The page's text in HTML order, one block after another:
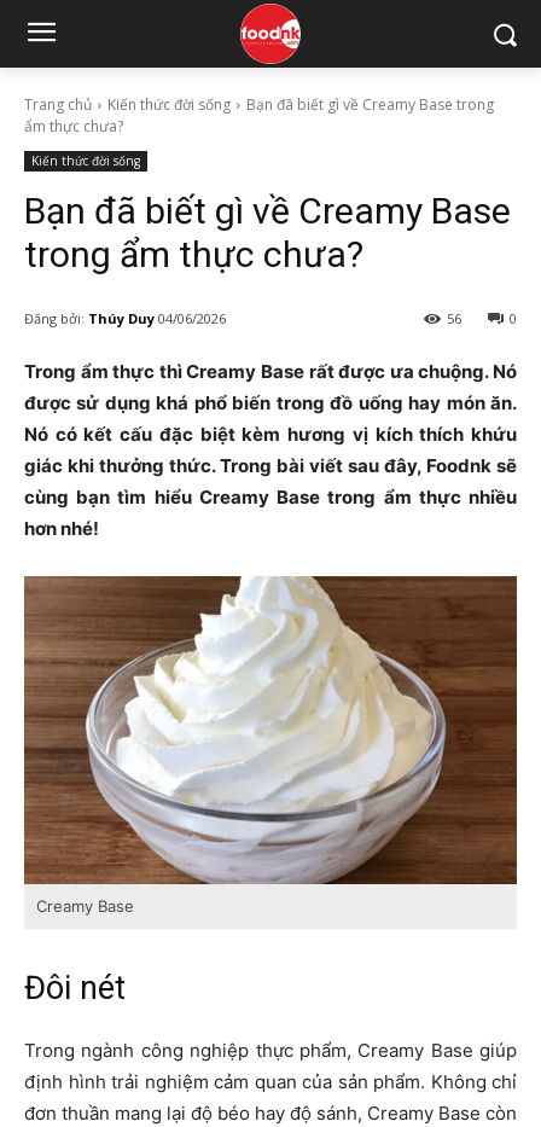
Trang chủ Kiến thức đời sống
Bạn đã biết gì về Creamy Base trong
ẩm thực chưa?
Kiến thức đời sống
Bạn đã biết gì về Creamy Base
trong ẩm thực chưa?
Đăng bởi: Thúy Duy 04/06/2026 0
56
Trong ẩm thực thì Creamy Base rất được ưa chuộng. Nó
được sử dụng khá phổ biến trong đồ uống hay món ăn.
Nó có kết cấu đặc biệt kèm hương vị kích thích khứu
giác khi thưởng thức. Trong bài viết sau đây, Foodnk sẽ
cùng bạn tìm hiểu Creamy Base trong ẩm thực nhiều
hơn nhé!
Creamy Base
Đôi nét
Trong ngành công nghiệp thực phẩm, Creamy Base giúp
định hình trải nghiệm cảm quan của sản phẩm. Không chỉ
đơn thuần mang lại độ béo hay độ sánh, Creamy Base còn